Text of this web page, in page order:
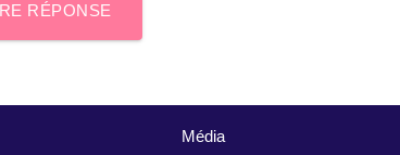
RÉPONSE
Média